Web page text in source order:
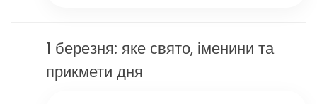
1 березня: яке свято, іменини та
прикмети дня